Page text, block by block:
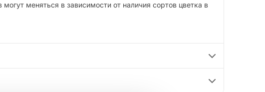
меняться в зависимости от наличия сортов цветка в